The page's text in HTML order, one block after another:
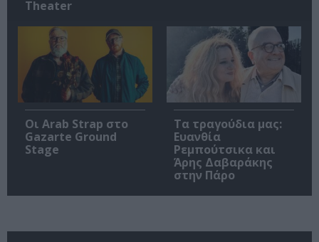
Theater
Οι Arab Strap στο
Gazarte Ground
Stage
Τα τραγούδια μας:
Ευανθία
Ρεμπούτσικα και
Άρης Δαβαράκης
στην Πάρο